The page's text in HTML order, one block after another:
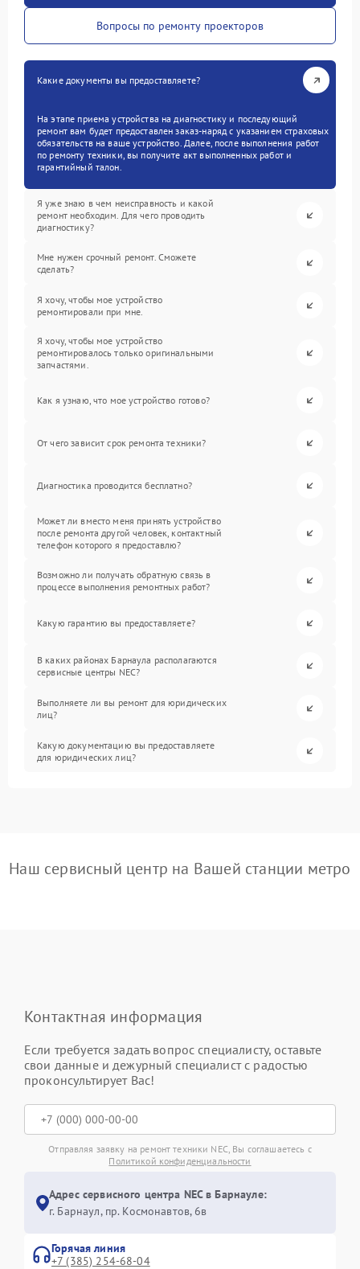
Вопросы по ремонту проекторов
Какие документы вы предоставляете?
На этапе приема устройства на диагностику и последующий
ремонт вам будет предоставлен заказ-наряд с указанием страховых
обязательств на ваше устройство. Далее, после выполнения работ
по ремонту техники, вы получите акт выполненных работ и
гарантийный талон.
Я уже знаю в чем неисправность и какой
ремонт необходим. Для чего проводить
диагностику?
Мне нужен срочный ремонт. Сможете
сделать?
Я хочу, чтобы мое устройство
ремонтировали при мне.
Я хочу, чтобы мое устройство
ремонтировалось только оригинальными
запчастями.
Как я узнаю, что мое устройство готово?
От чего зависит срок ремонта техники?
Диагностика проводится бесплатно?
Может ли вместо меня принять устройство
после ремонта другой человек, контактный
телефон которого я предоставлю?
Возможно ли получать обратную связь в
процессе выполнения ремонтных работ?
Какую гарантию вы предоставляете?
В каких районах Барнаула располагаются
сервисные центры NEC?
Выполняете ли вы ремонт для юридических
лиц?
Какую документацию вы предоставляете
для юридических лиц?
Наш сервисный центр на Вашей станции метро
Контактная информация
Если требуется задать вопрос специалисту, оставьте
свои данные и дежурный специалист с радостью
проконсультирует Вас!
Отправляя заявку на ремонт техники NEC, Вы соглашаетесь с
Политикой конфиденциальности
Адрес сервисного центра NEC в Барнауле:
г. Барнаул, ​пр. Космонавтов, 6в
Горячая линия
+7 (385) 254-68-04